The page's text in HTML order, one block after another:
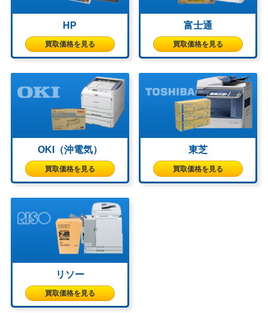
HP
買取価格を見る
富士通
買取価格を見る
OKI（沖電気）
買取価格を見る
東芝
買取価格を見る
リソー
買取価格を見る